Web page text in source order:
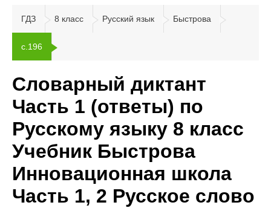
ГДЗ 8 класс Русский язык Быстрова
с.196
Словарный диктант
Часть 1 (ответы) по
Русскому языку 8 класс
Учебник Быстрова
Инновационная школа
Часть 1, 2 Русское слово